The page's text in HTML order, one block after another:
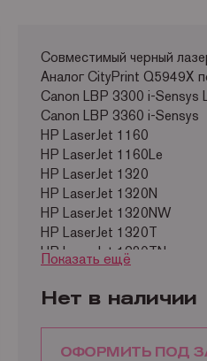
Совместимый черный
Аналог CityPrint Q5949X
Canon LBP 3300 i-Sensys
Canon LBP 3360 i-Sensys
HP LaserJet 1160
HP LaserJet 1160Le
HP LaserJet 1320
HP LaserJet 1320N
HP LaserJet 1320NW
HP LaserJet 1320T
HP LaserJet 1320TN
HP LaserJet 3390
HP LaserJet 3392
Ресурс совместимого
Показать ещё
Нет в наличии
ОФОРМИТЬ ПОД